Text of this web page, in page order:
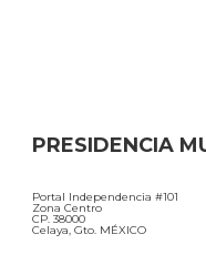
PRESIDENCIA
Portal Independencia #101
Zona Centro
CP. 38000
Celaya, Gto. MÉXICO